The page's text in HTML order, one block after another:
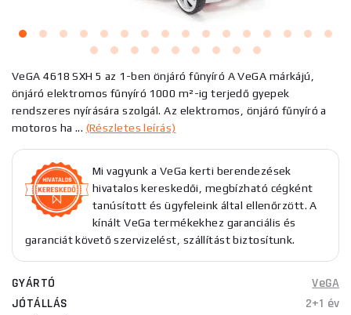
VeGA 4618 SXH 5 az 1-ben önjáró fűnyíró A VeGA márkájú,
önjáró elektromos fűnyíró 1000 m²-ig terjedő gyepek
rendszeres nyírására szolgál. Az elektromos, önjáró fűnyíró a
motoros ha ... (Részletes leírás)
Mi vagyunk a VeGa kerti berendezések
hivatalos kereskedői, megbízható cégként
tanúsított és ügyfeleink által ellenőrzött. A
kínált VeGa termékekhez garanciális és
garanciát követő szervizelést, szállítást biztosítunk.
GYÁRTÓ
VeGA
JÓTÁLLÁS
2+1 év